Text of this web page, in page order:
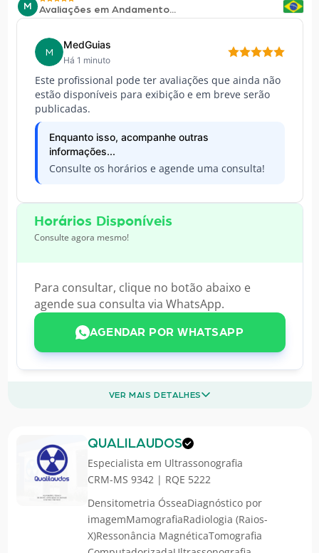
M Avaliações em Andamento...
M
MedGuias
Há 1 minuto
Este profissional pode ter avaliações que ainda não
estão disponíveis para exibição e em breve serão
publicadas.
Enquanto isso, acompanhe outras
informações...
Consulte os horários e agende uma consulta!
Horários Disponíveis
Consulte agora mesmo!
Para consultar, clique no botão abaixo e
agende sua consulta via WhatsApp.
AGENDAR POR WHATSAPP
VER MAIS DETALHES
QUALILAUDOS
Especialista em Ultrassonografia
CRM-MS 9342 | RQE 5222
Densitometria ÓsseaDiagnóstico por
imagemMamografiaRadiologia (Raios-
X)Ressonância MagnéticaTomografia